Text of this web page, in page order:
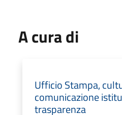
A cura di
Ufficio Stampa,
comunicazione
trasparenza